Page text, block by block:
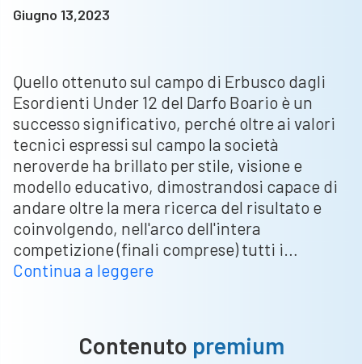
Giugno 13,2023
Quello ottenuto sul campo di Erbusco dagli
Esordienti Under 12 del Darfo Boario è un
successo significativo, perché oltre ai valori
tecnici espressi sul campo la società
neroverde ha brillato per stile, visione e
modello educativo, dimostrandosi capace di
andare oltre la mera ricerca del risultato e
coinvolgendo, nell'arco dell'intera
competizione (finali comprese) tutti i…
Continua a leggereCattaneo
Brescia
Contenuto premium